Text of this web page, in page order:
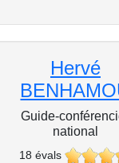
Hervé
Guide-
national
18 évals